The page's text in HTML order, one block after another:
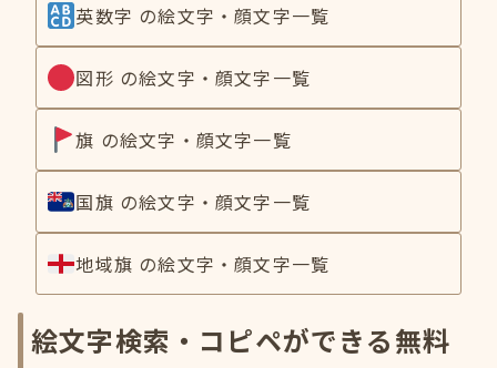
英数字 の絵文字・顔文字一覧
図形 の絵文字・顔文字一覧
旗 の絵文字・顔文字一覧
国旗 の絵文字・顔文字一覧
地域旗 の絵文字・顔文字一覧
絵文字検索・コピペができる無料